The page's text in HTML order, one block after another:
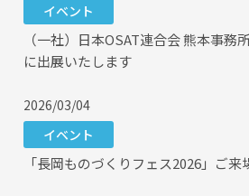
イベント
（一社）日本OSAT連合会 熊本事務
に出展いたします
2026/03/04
イベント
「長岡ものづくりフェス2026」ご来